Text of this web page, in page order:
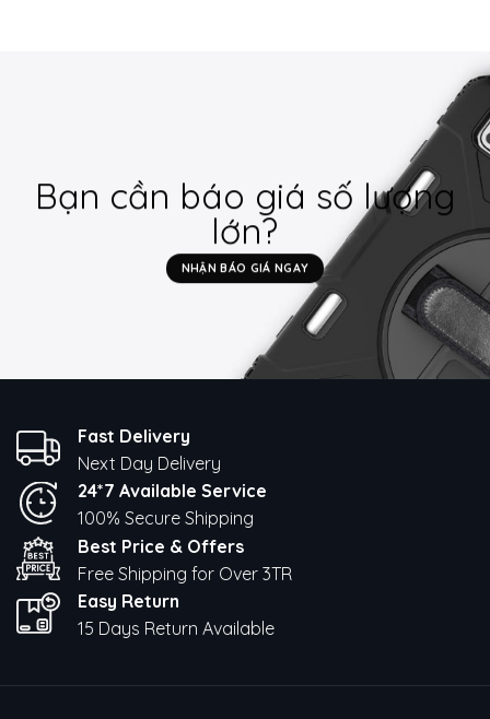
Bạn cần báo giá số lượng
lớn?
NHẬN BÁO GIÁ NGAY
Fast Delivery
Next Day Delivery
24*7 Available Service
100% Secure Shipping
Best Price & Offers
Free Shipping for Over 3TR
Easy Return
15 Days Return Available